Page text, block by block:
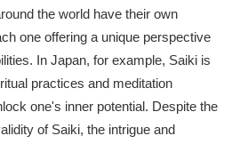
the world have their own
one offering a unique perspective
In Japan, for example, Saiki is
practices and meditation
one's inner potential. Despite the
of Saiki, the intrigue and